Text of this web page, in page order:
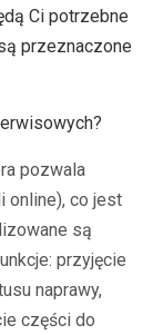
Ci potrzebne
przeznaczone
pozwala
online), co jest
są
przyjęcie
naprawy,
części do